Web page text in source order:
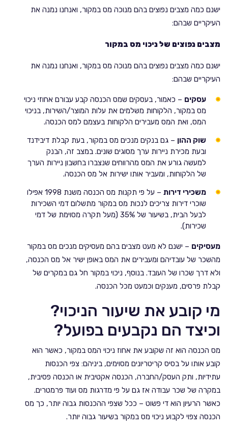
ישנם כמה מצבים נפוצים בהם מנוכה מס במקור, ואנחנו נמנה את
העיקריים שבהם:
מצבים נפוצים של ניכוי מס במקור
ישנם כמה מצבים נפוצים בהם מנוכה מס במקור, ואנחנו נמנה את
העיקריים שבהם:
עסקים – כאמור, בעסקים שמס הכנסה קבע עבורם אחוזי ניכוי
מס במקור, הלקוחות משלמים את עלות המוצר/השירות, בניכוי
המס, ואת המס מעבירים הלקוחות בעצמם למס הכנסה.
שוק ההון – גם בנקים מנכים מס במקור, בעת קבלת דיבידנד
ובעת מכירת ניירות ערך מסוגים שונים. במצב זה, הבנק
למעשה גורע את המס מהרווחים שנצברו בחשבון ניירות הערך
של הלקוחות, ומעביר אותו ישירות אל מס הכנסה.
משכירי דירות
– על פי תקנות מס הכנסה משנת 1998 אפילו
שוכרי דירות צריכים לנכות מס במקור מתשלום דמי השכירות
לבעל הבית, בשיעור של 35% (מעל תקרה מסוימת של דמי
שכירות).
מעסיקים – ישנם לא מעט מצבים בהם מעסיקים מנכים מס במקור
מהשכר של עובדיהם ומעבירים את המס באופן ישיר אל מס הכנסה,
ולא דרך שכרו של העובד. בנוסף, ניכוי במקור חל גם במקרים של
קבלת פרסים, מענקים וכמעט מכל הכנסה.
מי קובע את שיעור הניכוי?
וכיצד הם נקבעים בפועל?
מס הכנסה הוא זה שקובע את אחוז ניכוי המס במקור, כאשר הוא
קובע אותו על בסיס קריטריונים מסוימים, ביניהם: צפי הכנסות
עתידיות, ותק העסק/החברה, הכנסה אקטיבית או הכנסה פסיבית,
במקרה של שכר עבודה אז גם על פי מדרגות מס ועוד פרמטרים.
כאשר הרעיון הוא די פשוט – ככל שצפי ההכנסות גבוה יותר, כך מס
הכנסה צפוי לקבוע ניכוי מס במקור בשיעור גבוה יותר.